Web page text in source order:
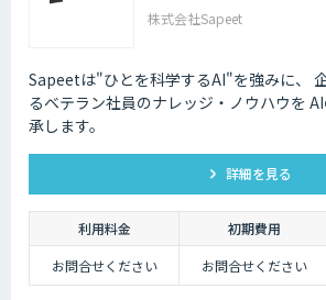
株式会社Sapeet
Sapeetは"ひとを科学するAI"を強みに、
るベテラン社員のナレッジ・ノウハウを
承します。
詳細を見る
利用料金 初期費用
お問合せください
お問合せください